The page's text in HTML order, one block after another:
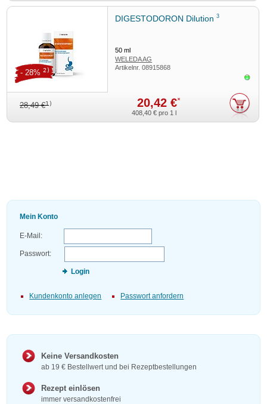
DIGESTODORON Dilution3
50ml
WELEDA AG
Artikelnr.08915868
28,49 €1) 20,42 €*
- 28% 2)
408,40 € pro 1 l
Mein Konto
E-Mail:
Passwort:
Login
Kundenkonto anlegen Passwort anfordern
Keine Versandkosten
ab 19 € Bestellwert und bei Rezeptbestellungen
Rezept einlösen
immer versandkostenfrei